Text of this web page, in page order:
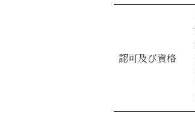
認可及び資格